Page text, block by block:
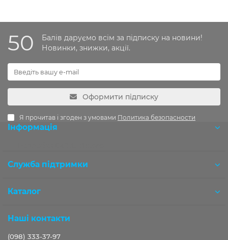
50
Балів даруємо всім за підписку на новини!
Новинки, знижки, акції.
Оформити підписку
Я прочитав і згоден з умовами Политика безопасности
Інформація
Служба підтримки
Каталог
Наші контакти
(098) 333-37-97